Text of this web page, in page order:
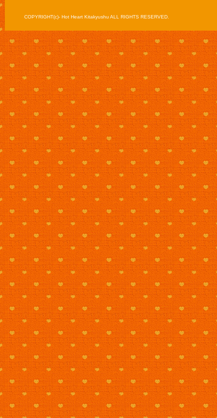
COPYRIGHT(c)- Hot Heart Kitakyushu ALL RIGHTS RESERVED.